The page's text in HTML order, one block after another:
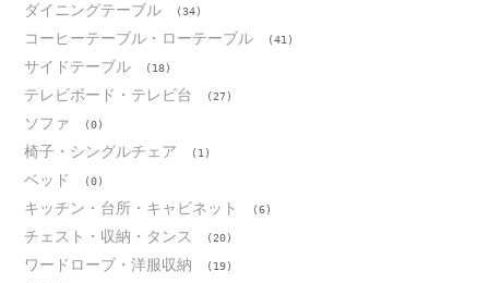
ダイニングテーブル (34)
コーヒーテーブル・ローテーブル (41)
サイドテーブル (18)
テレビボード・テレビ台 (27)
ソファ (0)
椅子・シングルチェア (1)
ベッド (0)
キッチン・台所・キャビネット (6)
チェスト・収納・タンス (20)
ワードローブ・洋服収納 (19)